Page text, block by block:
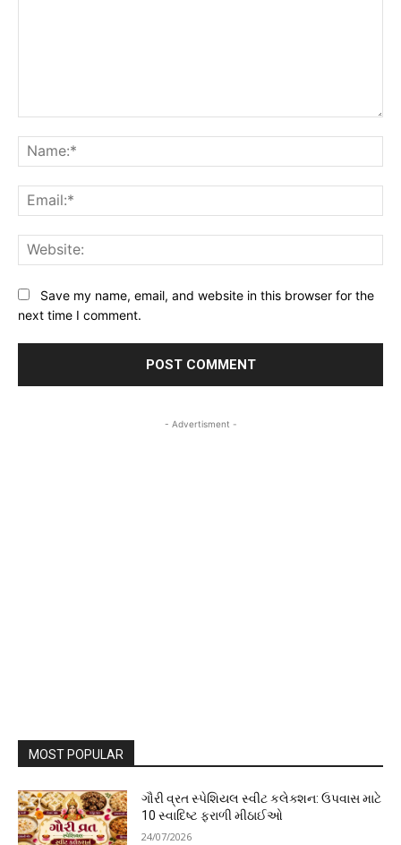
Save my name, email, and website in this browser for the
next time I comment.
- Advertisment -
MOST POPULAR
ગૌરી વ્રત સ્પેશિયલ સ્વીટ કલેક્શન: ઉપવાસ માટે
10 સ્વાદિષ્ટ ફરાળી મીઠાઈઓ
24/07/2026